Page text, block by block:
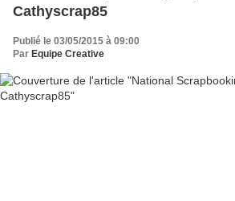
Cathyscrap85
Publié le 03/05/2015 à 09:00
Par Equipe Creative